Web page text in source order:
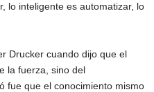
lo inteligente es automatizar, lo
Drucker cuando dijo que el
la fuerza, sino del
fue que el conocimiento mismo